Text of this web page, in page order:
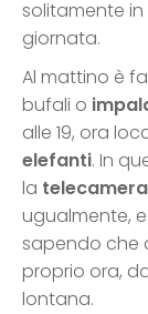
solitamente in
giornata.
Al mattino è
bufali o
alle 19, ora
elefanti. In
la
ugualmente,
sapendo che
proprio ora,
lontana.